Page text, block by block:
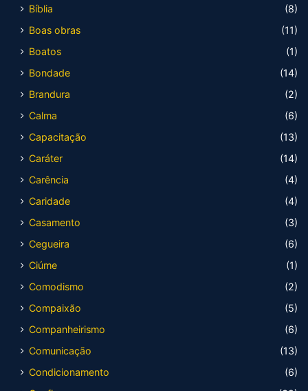
Bíblia
(8)
Boas obras
(11)
Boatos
(1)
Bondade
(14)
Brandura
(2)
Calma
(6)
Capacitação
(13)
Caráter
(14)
Carência
(4)
Caridade
(4)
Casamento
(3)
Cegueira
(6)
Ciúme
(1)
Comodismo
(2)
Compaixão
(5)
Companheirismo
(6)
Comunicação
(13)
Condicionamento
(6)